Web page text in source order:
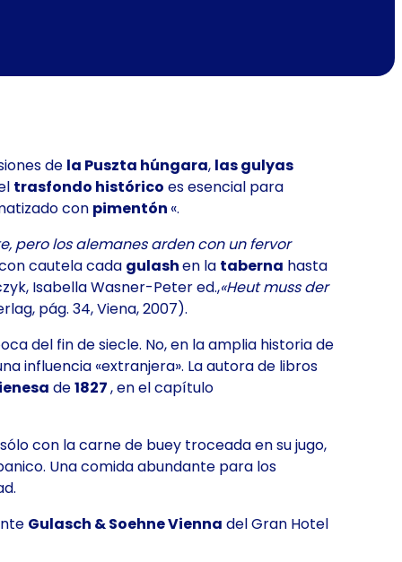
de la Puszta húngara, las gulyas
trasfondo histórico es esencial para
con pimentón «.
pero los alemanes arden con un fervor
cautela cada gulashen la taberna hasta
Isabella Wasner-Peter ed.,«Heut muss der
pág. 34, Viena, 2007).
del fin de siecle. No, en la amplia historiade
influencia «extranjera». La autora de libros
de1827, en el capítulo
con la carne de buey troceada en su jugo,
Una comida abundante para los
Gulasch & Soehne Vienna del Gran Hotel